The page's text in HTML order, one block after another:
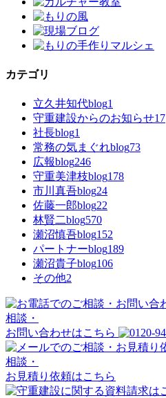
カテゴリ
立久井知代blog1
守重建設からのお知らせ17
社長blog1
常務の気まぐれblog73
広報blog246
守重美津枝blog178
市川真吾blog24
佐藤一郎blog22
林賢二blog570
瀬沼慎吾blog152
パートナーblog189
瀬沼貴子blog106
その他2
相談・
お問い合わせはこちら
相談・
お見積り依頼はこちら